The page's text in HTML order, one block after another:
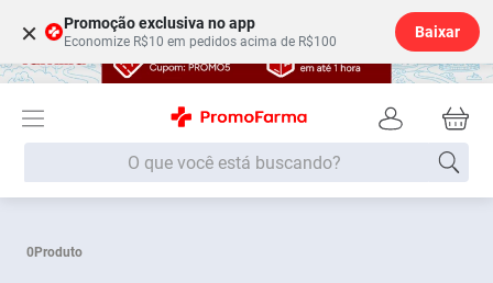
× Promoção exclusiva no app
Economize R$10 em pedidos acima de R$100
Baixar
O que você está buscando?
0Produto